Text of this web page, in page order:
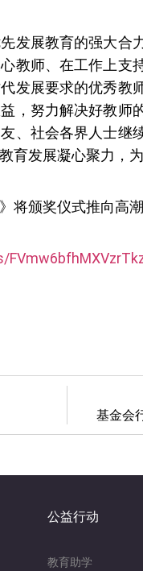
发展教育的强大合
教师、在工作上支
发展要求的优秀教
，努力解决好教师
、社会各界人士继
育发展凝心聚力，
将颁奖仪式推向高潮
基金会
公益行动
教育助学